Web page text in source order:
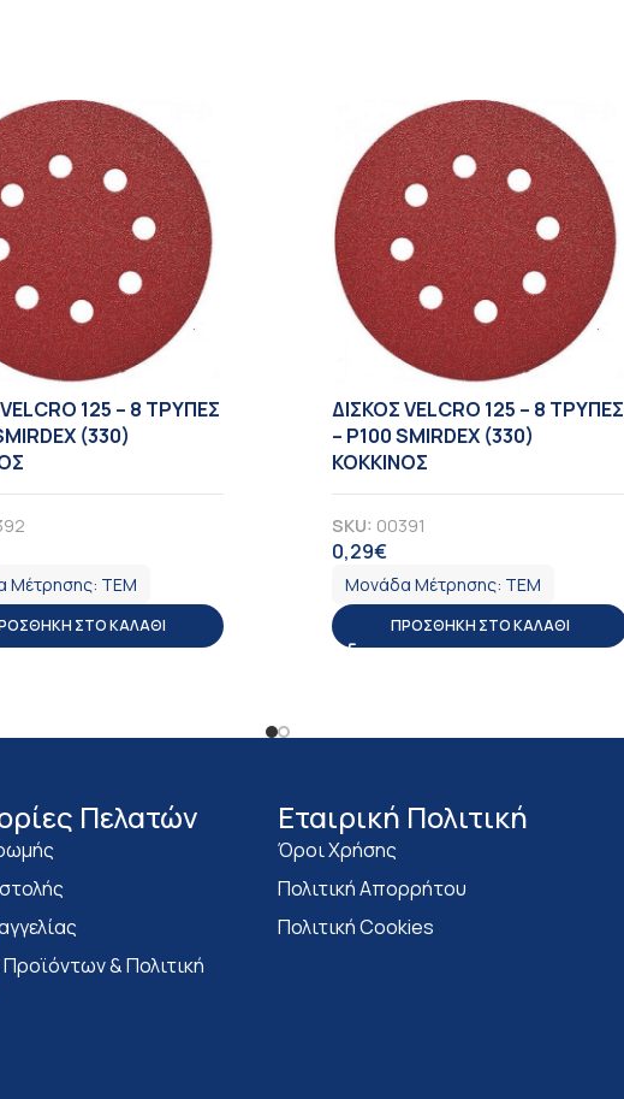
125 – 8 TΡΥΠΕΣ
(330)
Μέτρησης: ΤΕΜ
ΣΤΟ ΚΑΛΆΘΙ
ΔΙΣΚΟΣ VELCRO 125 – 8 TΡΥΠΕΣ
– Ρ100 SMIRDEX (330)
ΚΟΚΚΙΝΟΣ
SKU: 00391
0,29€
Μονάδα Μέτρησης: ΤΕΜ
ΠΡΟΣΘΉΚΗ ΣΤΟ ΚΑΛΆΘΙ
Πελατών
& Πολιτική
Eταιρική Πολιτική
Όροι Χρήσης
Πολιτική Απορρήτου
Πολιτική Cookies